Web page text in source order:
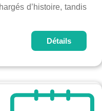
d’histoire, tandis
Détails